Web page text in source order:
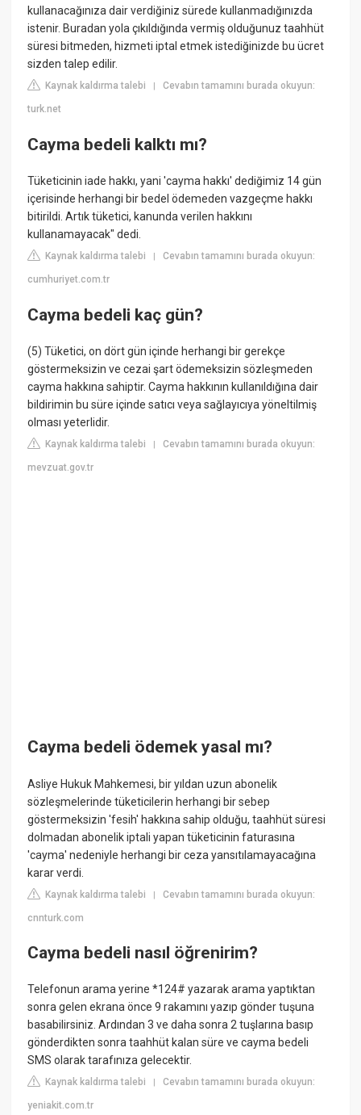
kullanacağınıza dair verdiğiniz sürede kullanmadığınızda
istenir. Buradan yola çıkıldığında vermiş olduğunuz taahhüt
süresi bitmeden, hizmeti iptal etmek istediğinizde bu ücret
sizden talep edilir.
Kaynak kaldırma talebi |Cevabın tamamını burada okuyun:
turk.net
Cayma bedeli kalktı mı?
Tüketicinin iade hakkı, yani 'cayma hakkı' dediğimiz 14 gün
içerisinde herhangi bir bedel ödemeden vazgeçme hakkı
bitirildi. Artık tüketici, kanunda verilen hakkını
kullanamayacak" dedi.
Kaynak kaldırma talebi |Cevabın tamamını burada okuyun:
cumhuriyet.com.tr
Cayma bedeli kaç gün?
(5) Tüketici, on dört gün içinde herhangi bir gerekçe
göstermeksizin ve cezai şart ödemeksizin sözleşmeden
cayma hakkına sahiptir. Cayma hakkının kullanıldığına dair
bildirimin bu süre içinde satıcı veya sağlayıcıya yöneltilmiş
olması yeterlidir.
Kaynak kaldırma talebi |Cevabın tamamını burada okuyun:
mevzuat.gov.tr
Cayma bedeli ödemek yasal mı?
Asliye Hukuk Mahkemesi, bir yıldan uzun abonelik
sözleşmelerinde tüketicilerin herhangi bir sebep
göstermeksizin 'fesih' hakkına sahip olduğu, taahhüt süresi
dolmadan abonelik iptali yapan tüketicinin faturasına
'cayma' nedeniyle herhangi bir ceza yansıtılamayacağına
karar verdi.
Kaynak kaldırma talebi |Cevabın tamamını burada okuyun:
cnnturk.com
Cayma bedeli nasıl öğrenirim?
Telefonun arama yerine *124# yazarak arama yaptıktan
sonra gelen ekrana önce 9 rakamını yazıp gönder tuşuna
basabilirsiniz. Ardından 3 ve daha sonra 2 tuşlarına basıp
gönderdikten sonra taahhüt kalan süre ve cayma bedeli
SMS olarak tarafınıza gelecektir.
Kaynak kaldırma talebi |Cevabın tamamını burada okuyun:
yeniakit.com.tr